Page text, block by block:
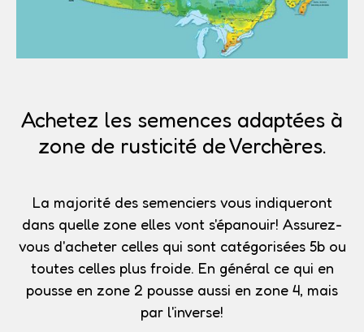
Achetez les semences adaptées à
zone de rusticité de Verchères.
La majorité des semenciers vous indiqueront
dans quelle zone elles vont s'épanouir! Assurez-
vous d'acheter celles qui sont catégorisées 5bou
toutes celles plus froide. En général ce qui en
pousse en zone 2 pousse aussi en zone 4, mais
par l'inverse!